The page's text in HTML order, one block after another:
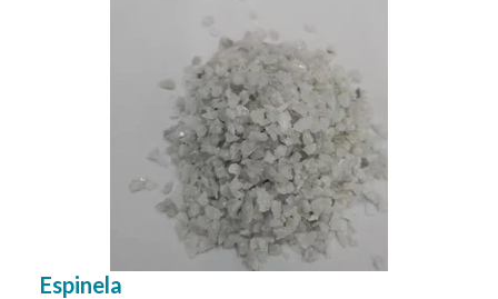
Espinela